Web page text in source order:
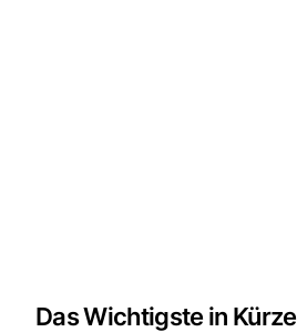
Das Wichtigste in Kürze